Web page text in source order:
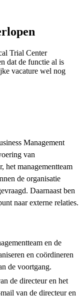
Trial Center
dat de functie al is
vacature wel nog
Management
van
het managementteam
de organisatie
Daarnaast ben
naar externe relaties.
en de
en coördineren
de voortgang.
de directeur en het
van de directeur en